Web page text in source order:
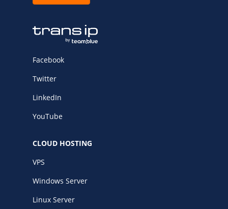
Facebook
Twitter
LinkedIn
YouTube
CLOUD HOSTING
VPS
Windows Server
Linux Server